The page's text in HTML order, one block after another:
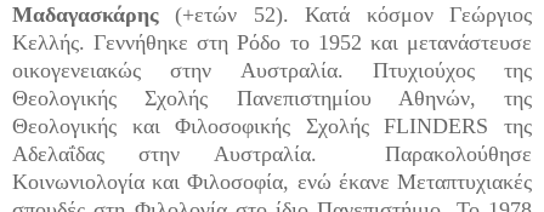
Μαδαγασκάρης (+ετών 52). Κατά κόσμον Γεώργιος
Κελλής. Γεννήθηκε στη Ρόδο το 1952 και μετανάστευσε
οικογενειακώς στην Αυστραλία. Πτυχιούχος της
Θεολογικής Σχολής Πανεπιστημίου Αθηνών, της
Θεολογικής και Φιλοσοφικής Σχολής FLINDERS της
Αδελαΐδας στην Αυστραλία. Παρακολούθησε
Κοινωνιολογία και Φιλοσοφία, ενώ έκανε Μεταπτυχιακές